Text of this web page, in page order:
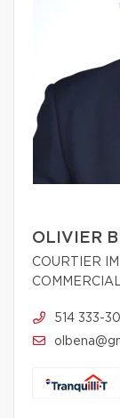
OLIVIER
COURTIER
514 333-